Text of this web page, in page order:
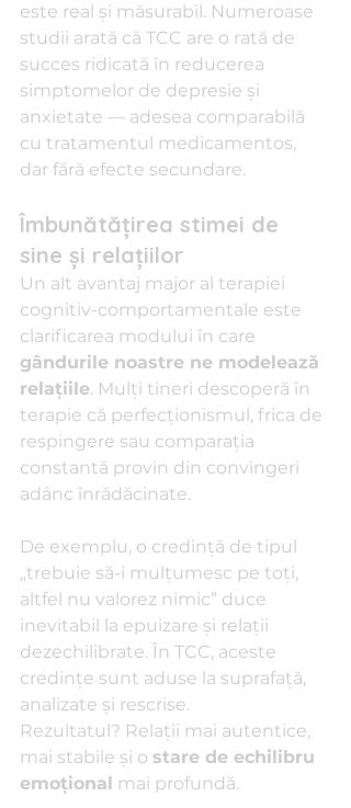
este real și măsurabil. Numeroase
studii arată că TCC are o rată de
succes ridicată în reducerea
simptomelor de depresie și
anxietate — adesea comparabilă
cu tratamentul medicamentos,
dar fără efecte secundare.
Îmbunătățirea stimei de
sine și relațiilor
Un alt avantaj major al terapiei
cognitiv-comportamentale este
clarificarea modului în care
gândurile noastre ne modelează
relațiile. Mulți tineri descoperă în
terapie că perfecționismul, frica de
respingere sau comparația
constantă provin din convingeri
adânc înrădăcinate.
De exemplu, o credință de tipul
„trebuie să-i mulțumesc pe toți,
altfel nu valorez nimic” duce
inevitabil la epuizare și relații
dezechilibrate. În TCC, aceste
credințe sunt aduse la suprafață,
analizate și rescrise.
Rezultatul? Relații mai autentice,
mai stabile și o stare de echilibru
emoțional mai profundă.